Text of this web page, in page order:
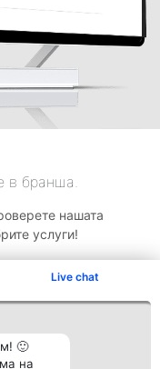
Live chat
🙂
на
в бранша.
нашата
услуги!